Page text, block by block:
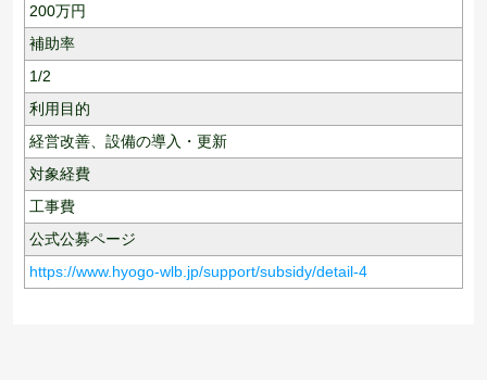
200万円
補助率
1/2
利用目的
経営改善、 設備の導入・更新
対象経費
工事費
公式公募ページ
https://www.hyogo-wlb.jp/support/subsidy/detail-4